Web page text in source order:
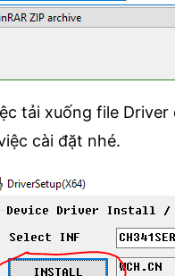
tải xuống file
cài đặt nhé.